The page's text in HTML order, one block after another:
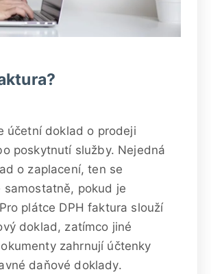
účetní doklad o prodeji
poskytnutí služby. Nejedná
o zaplacení, ten se
samostatně, pokud je
plátce DPH faktura slouží
doklad, zatímco jiné
zahrnují účtenky
daňové doklady.